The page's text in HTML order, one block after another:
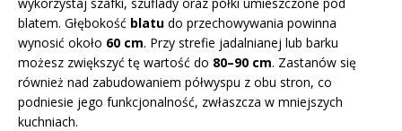
blatem. Głębokość blatu do przechowywania powinna
wynosić około 60 cm. Przy strefie jadalnianej lub barku
możesz zwiększyć tę wartość do 80–90 cm. Zastanów się
również nad zabudowaniem półwyspu z obu stron, co
podniesie jego funkcjonalność, zwłaszcza w mniejszych
kuchniach.